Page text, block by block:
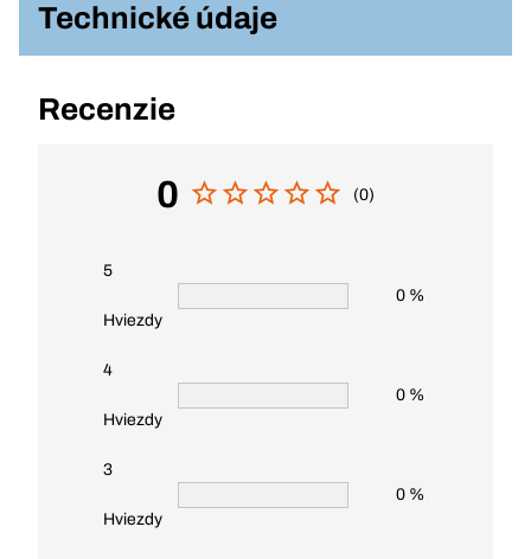
Technické údaje
Recenzie
0 (0)
5
Hviezdy
0 %
4
Hviezdy
0 %
3
Hviezdy
0 %